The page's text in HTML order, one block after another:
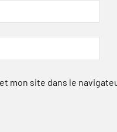
mon site dans le